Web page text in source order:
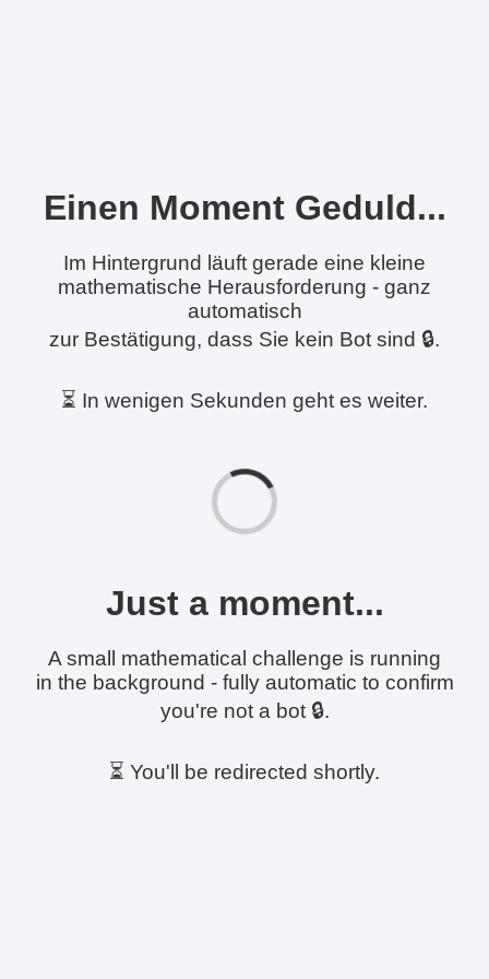
Einen Moment Geduld...
Im Hintergrund läuft gerade eine kleine
mathematische Herausforderung - ganz
automatisch
zur Bestätigung, dass Sie kein Bot sind 🔒.
⏳ In wenigen Sekunden geht es weiter.
Just a moment...
A small mathematical challenge is running
in the background - fully automatic to confirm
you're not a bot 🔒.
⏳ You'll be redirected shortly.